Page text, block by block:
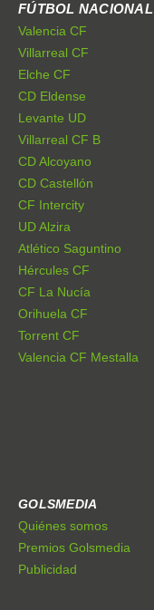
FÚTBOL NACIONAL
Valencia CF
Villarreal CF
Elche CF
CD Eldense
Levante UD
Villarreal CF B
CD Alcoyano
CD Castellón
CF Intercity
UD Alzira
Atlético Saguntino
Hércules CF
CF La Nucía
Orihuela CF
Torrent CF
Valencia CF Mestalla
GOLSMEDIA
Quiénes somos
Premios Golsmedia
Publicidad